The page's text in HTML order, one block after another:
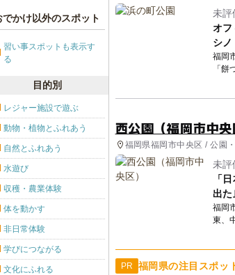
未評
オフ
シノ
福岡
「
西公園（福岡市中央
福岡県福岡市中央区 / 公園
未評
「
出
福岡
東、
PR 福岡県の注目スポッ
でかけ以外のスポット
習い事スポットも表示す
る
目的別
レジャー施設で遊ぶ
動物・植物とふれあう
自然とふれあう
水遊び
収穫・農業体験
体を動かす
非日常体験
学びにつながる
文化にふれる